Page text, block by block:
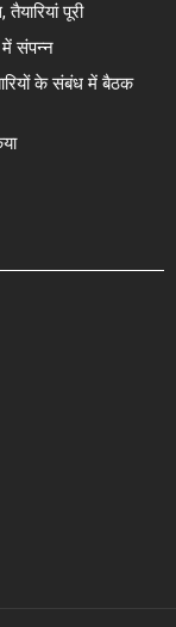
पूरी
में संपन्न
के संबंध में बैठक